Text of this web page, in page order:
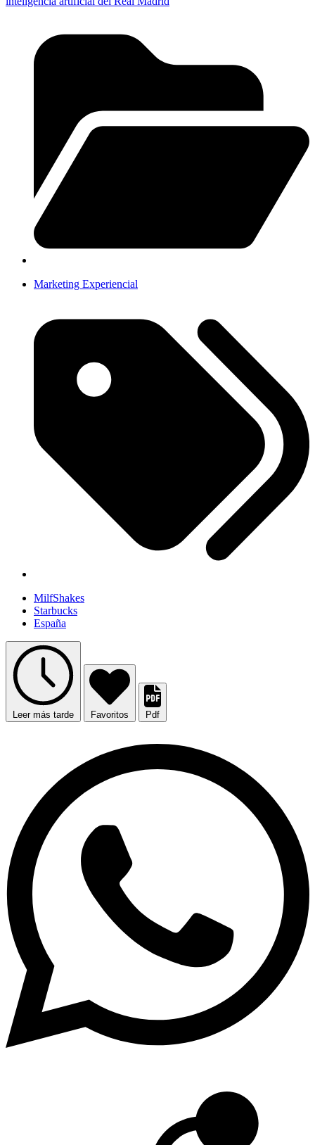
Marketing Experiencial
MilfShakes
Starbucks
España
Leer más tarde Favoritos Pdf